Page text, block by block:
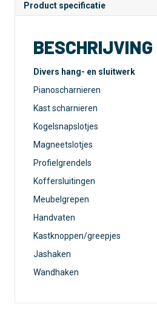
a
Product specificatie
BESCHRIJVING
Divers hang- en sluitwerk
Pianoscharnieren
Kast scharnieren
Kogelsnapslotjes
Magneetslotjes
Profielgrendels
Koffersluitingen
Meubelgrepen
Handvaten
Kastknoppen/greepjes
Jashaken
Wandhaken